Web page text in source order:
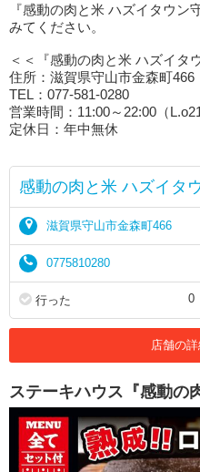
『感動の肉と米 ハズイタウン
みてください。
＜＜『感動の肉と米 ハズイタ
住所：滋賀県守山市金森町466
TEL：077-581-0280
営業時間：11:00～22:00（
定休日：年中無休
感動の肉と米 ハズイタ
滋賀県守山市金森町466
0775810280
行った 0
店舗の
ステーキハウス『感動の